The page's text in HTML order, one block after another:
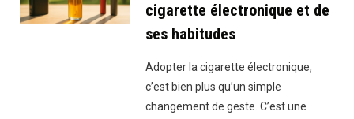
cigarette électronique et de
ses habitudes
Adopter la cigarette électronique,
c’est bien plus qu’un simple
changement de geste. C’est une